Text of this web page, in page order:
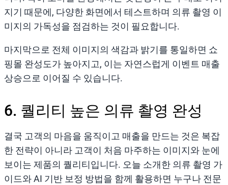
지기 때문에, 다양한 화면에서 테스트하며 의류 촬영 이
미지의 가독성을 점검하는 것이 필요합니다.
마지막으로 전체 이미지의 색감과 밝기를 통일하면 쇼
핑몰 완성도가 높아지고, 이는 자연스럽게 이벤트 매출
상승으로 이어질 수 있습니다.
6. 퀄리티 높은 의류 촬영 완성
결국 고객의 마음을 움직이고 매출을 만드는 것은 복잡
한 전략이 아니라 고객이 처음 마주하는 이미지와 눈에
보이는 제품의 퀄리티입니다. 오늘 소개한 의류 촬영 가
이드와 AI 기반 보정 방법을 함께 활용하면 누구나 전문